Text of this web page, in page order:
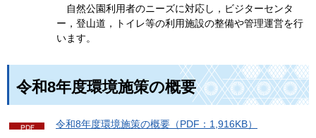
自然公園利用者のニーズに対応し，ビジターセンタ
ー，登山道，トイレ等の利用施設の整備や管理運営を行
います。
令和8年度環境施策の概要
令和8年度環境施策の概要（PDF：1,916KB）